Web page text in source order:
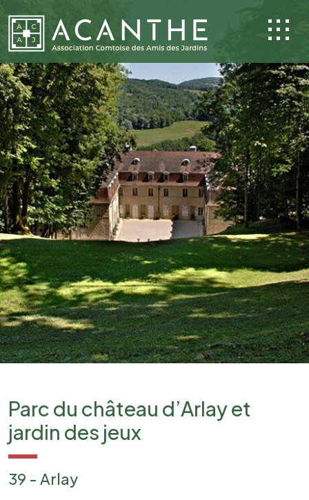
Parc du château d’Arlay et
jardin des jeux
39 - Arlay